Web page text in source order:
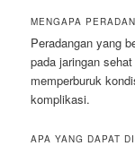
MENGAPA
Peradangan yang
pada jaringan
memperburuk
komplikasi.
APA YANG DAPAT